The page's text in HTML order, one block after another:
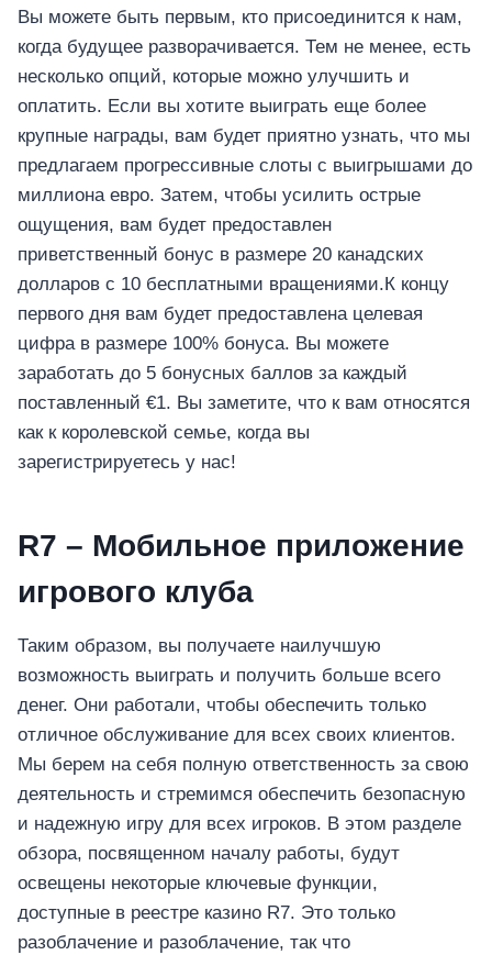
Вы можете быть первым, кто присоединится к нам,
когда будущее разворачивается. Тем не менее, есть
несколько опций, которые можно улучшить и
оплатить. Если вы хотите выиграть еще более
крупные награды, вам будет приятно узнать, что мы
предлагаем прогрессивные слоты с выигрышами до
миллиона евро. Затем, чтобы усилить острые
ощущения, вам будет предоставлен
приветственный бонус в размере 20 канадских
долларов с 10 бесплатными вращениями.К концу
первого дня вам будет предоставлена ​​целевая
цифра в размере 100% бонуса. Вы можете
заработать до 5 бонусных баллов за каждый
поставленный €1. Вы заметите, что к вам относятся
как к королевской семье, когда вы
зарегистрируетесь у нас!
R7 – Мобильное приложение
игрового клуба
Таким образом, вы получаете наилучшую
возможность выиграть и получить больше всего
денег. Они работали, чтобы обеспечить только
отличное обслуживание для всех своих клиентов.
Мы берем на себя полную ответственность за свою
деятельность и стремимся обеспечить безопасную
и надежную игру для всех игроков. В этом разделе
обзора, посвященном началу работы, будут
освещены некоторые ключевые функции,
доступные в реестре казино R7. Это только
разоблачение и разоблачение, так что